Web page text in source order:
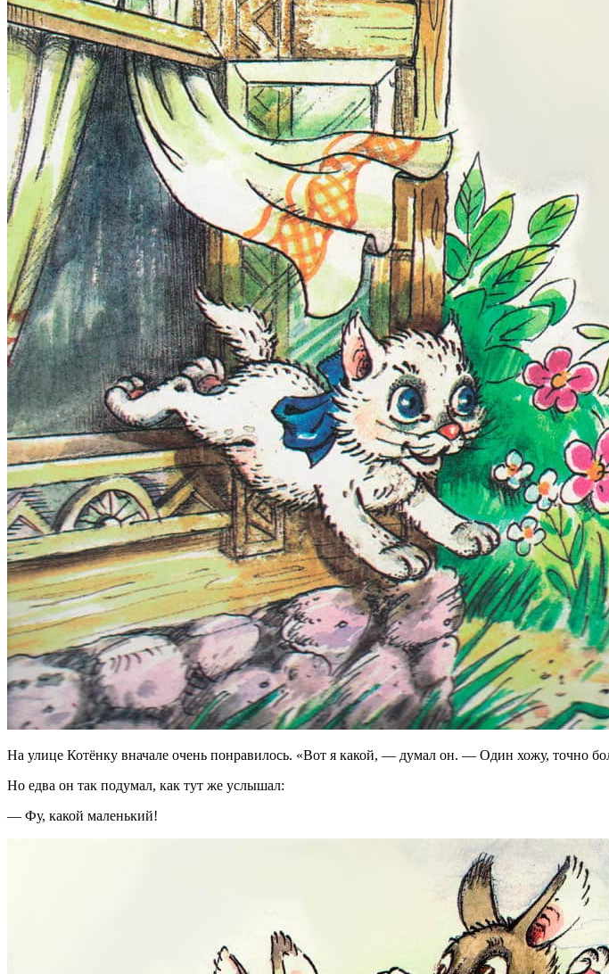
На улице Котёнку вначале очень понравилось. «Вот я какой, — думал он. — Один хожу, точно
Но едва он так подумал, как тут же услышал:
— Фу, какой маленький!